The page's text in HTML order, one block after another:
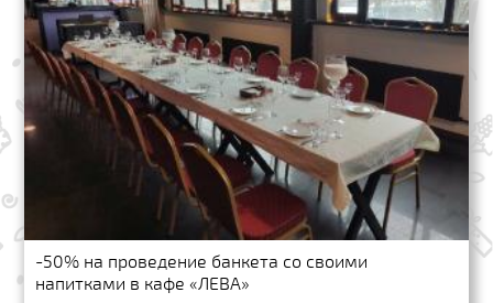
-50% на проведение банкета со своими
напитками в кафе «ЛЕВА»